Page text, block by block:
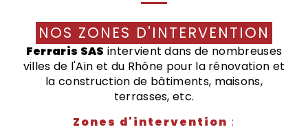
NOS ZONES D'INTERVENTION
Ferraris SAS intervient dans de nombreuses
villes de l'Ain et du Rhône pour la rénovation et
la construction de bâtiments, maisons,
terrasses, etc.
Zones d'intervention :